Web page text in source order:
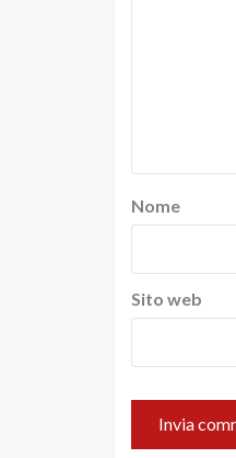
Nome
Sito web